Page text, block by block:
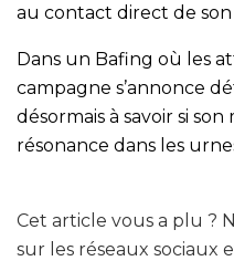
au contact direct de
Dans un Bafing où les
campagne s’annonce
désormais à savoir si
résonance dans les
Cet article vous a plu ?
sur les réseaux sociaux